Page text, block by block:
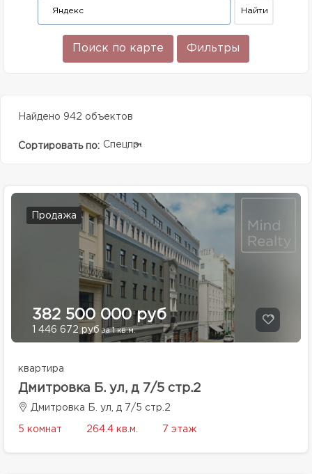
Поиск по карте Фильтры
Найдено 942 объектов
Сортировать по: Спецпредолжение
Продажа
382 500 000 руб
1 446 672 руб за 1 кв.м.
квартира
Дмитровка Б. ул, д 7/5 стр.2
Дмитровка Б. ул, д 7/5 стр.2
5 комнат 264.4 кв.м. 7 этаж